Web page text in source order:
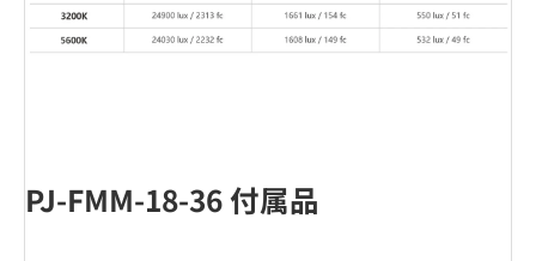
PJ-FMM-18-36 付属品